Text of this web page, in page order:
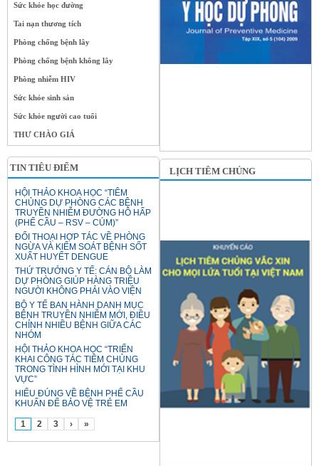
Sức khỏe học đường
Tai nạn thương tích
Phòng chống bệnh lây
Phòng chống bệnh không lây
Phòng nhiễm HIV
Sức khỏe sinh sản
Sức khỏe người cao tuổi
THƯ CHÀO GIÁ
TIN TIÊU ĐIỂM
HỘI THẢO KHOA HỌC “TIÊM
CHỦNG DỰ PHÒNG CÁC BỆNH
TRUYỀN NHIỄM ĐƯỜNG HÔ HẤP
(PHẾ CẦU – RSV – CÚM)”
ĐỐI THOẠI HỢP TÁC VỀ PHÒNG
NGỪA VÀ KIỂM SOÁT BỆNH SỐT
XUẤT HUYẾT DENGUE
THỨ TRƯỞNG Y TẾ: CÁN BỘ LÀM
DỰ PHÒNG GIÚP HÀNG TRIỆU
NGƯỜI KHÔNG PHẢI VÀO VIỆN
BỘ Y TẾ BAN HÀNH DANH MỤC
BỆNH TRUYỀN NHIỄM MỚI, ĐIỀU
CHỈNH NHIỀU BỆNH GIỮA CÁC
NHÓM
HỘI THẢO KHOA HỌC “TRIỂN
KHAI CÔNG TÁC TIÊM CHỦNG
TRONG TÌNH HÌNH MỚI TẠI KHU
VỰC”
HIỂU ĐÚNG VỀ BỆNH PHẾ CẦU
KHUẨN ĐỂ BẢO VỆ TRẺ EM
1 2 3 › »
LỊCH TIÊM CHỦNG